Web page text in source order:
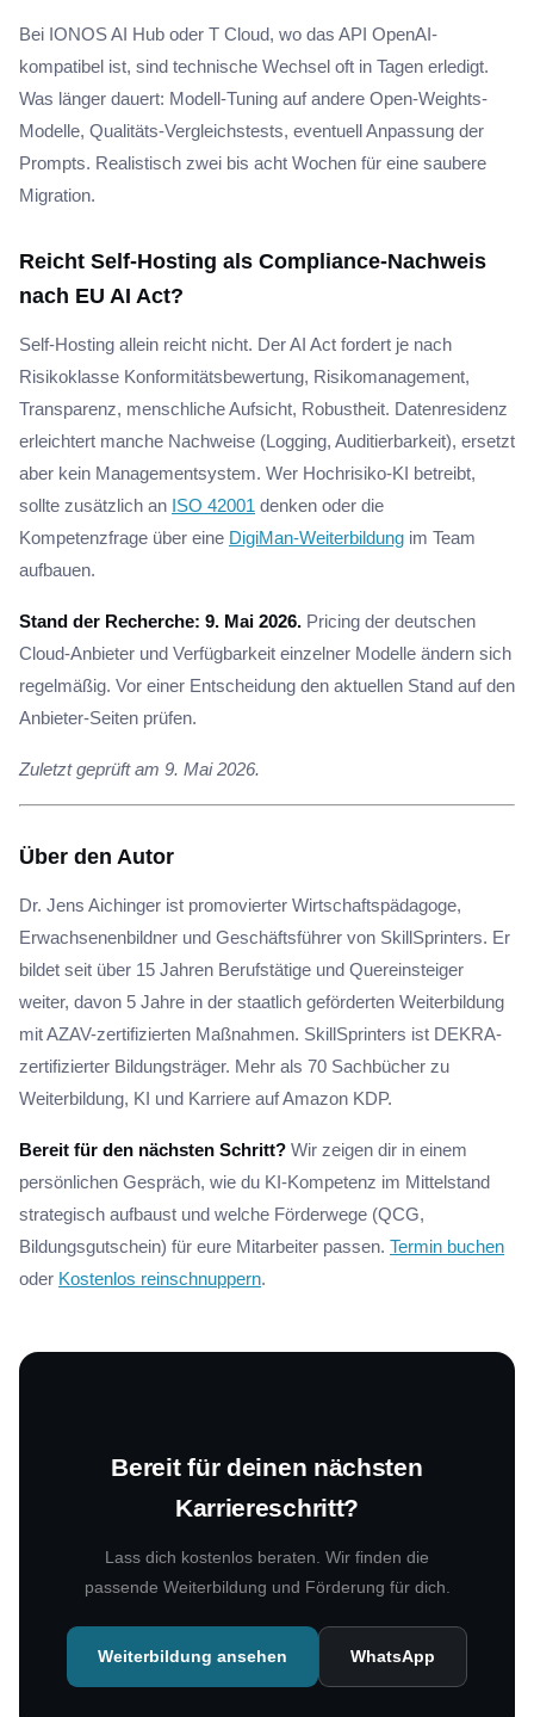
Bei IONOS AI Hub oder T Cloud, wo das API OpenAI-
kompatibel ist, sind technische Wechsel oft in Tagen erledigt.
Was länger dauert: Modell-Tuning auf andere Open-Weights-
Modelle, Qualitäts-Vergleichstests, eventuell Anpassung der
Prompts. Realistisch zwei bis acht Wochen für eine saubere
Migration.
Reicht Self-Hosting als Compliance-Nachweis
nach EU AI Act?
Self-Hosting allein reicht nicht. Der AI Act fordert je nach
Risikoklasse Konformitätsbewertung, Risikomanagement,
Transparenz, menschliche Aufsicht, Robustheit. Datenresidenz
erleichtert manche Nachweise (Logging, Auditierbarkeit), ersetzt
aber kein Managementsystem. Wer Hochrisiko-KI betreibt,
sollte zusätzlich an ISO 42001 denken oder die
Kompetenzfrage über eine DigiMan-Weiterbildung im Team
aufbauen.
Stand der Recherche: 9. Mai 2026. Pricing der deutschen
Cloud-Anbieter und Verfügbarkeit einzelner Modelle ändern sich
regelmäßig. Vor einer Entscheidung den aktuellen Stand auf den
Anbieter-Seiten prüfen.
Zuletzt geprüft am 9. Mai 2026.
Über den Autor
Dr. Jens Aichinger ist promovierter Wirtschaftspädagoge,
Erwachsenenbildner und Geschäftsführer von SkillSprinters. Er
bildet seit über 15 Jahren Berufstätige und Quereinsteiger
weiter, davon 5 Jahre in der staatlich geförderten Weiterbildung
mit AZAV-zertifizierten Maßnahmen. SkillSprinters ist DEKRA-
zertifizierter Bildungsträger. Mehr als 70 Sachbücher zu
Weiterbildung, KI und Karriere auf Amazon KDP.
Bereit für den nächsten Schritt? Wir zeigen dir in einem
persönlichen Gespräch, wie du KI-Kompetenz im Mittelstand
strategisch aufbaust und welche Förderwege (QCG,
Bildungsgutschein) für eure Mitarbeiter passen. Termin buchen
oder Kostenlos reinschnuppern.
Bereit für deinen nächsten
Karriereschritt?
Lass dich kostenlos beraten. Wir finden die
passende Weiterbildung und Förderung für dich.
Weiterbildung ansehen WhatsApp